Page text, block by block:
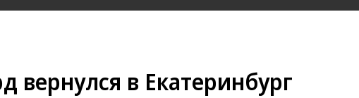
вернулся в Екатеринбург